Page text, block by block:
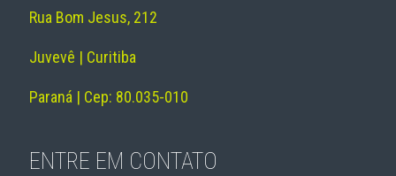
Rua Bom Jesus, 212
Juvevê | Curitiba
Paraná | Cep: 80.035-010
ENTRE EM CONTATO